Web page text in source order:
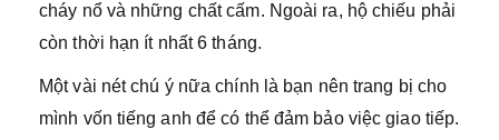
cháy nổ và những chất cấm. Ngoài ra, hộ chiếu phải
còn thời hạn ít nhất 6 tháng.
Một vài nét chú ý nữa chính là bạn nên trang bị cho
mình vốn tiếng anh để có thể đảm bảo việc giao tiếp.